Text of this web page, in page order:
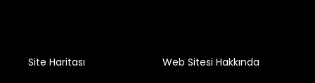
Site Haritası Web Sitesi Hakkında